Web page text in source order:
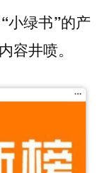
小绿书”的产
容井喷。